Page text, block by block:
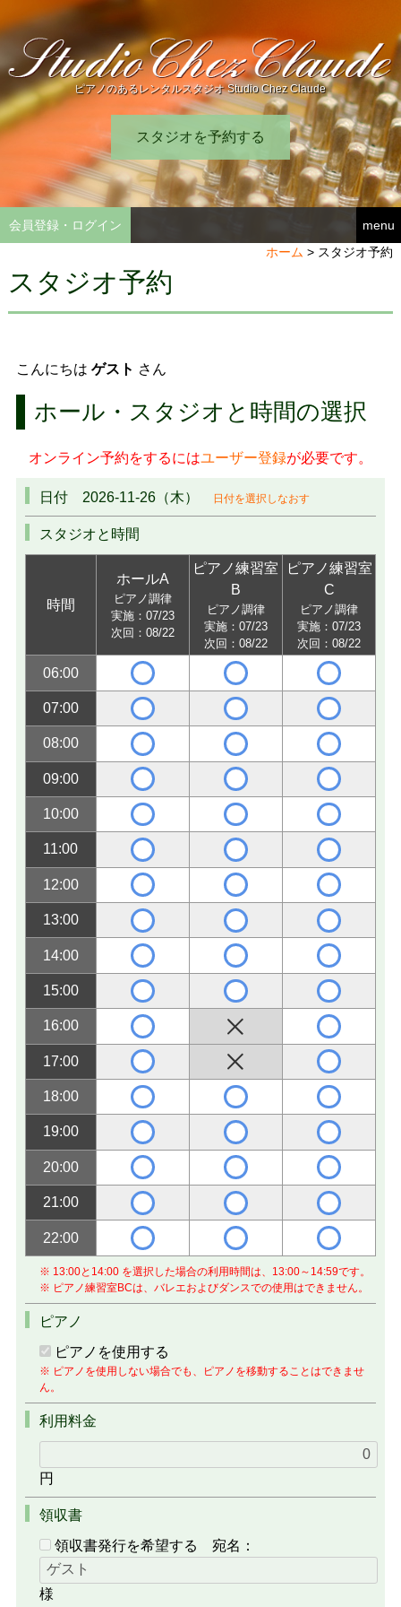
ピアノのあるレンタルスタジオ Studio Chez Claude
スタジオを予約する
会員登録・ログイン
menu
ホーム > スタジオ予約
スタジオ予約
こんにちは ゲスト さん
ホール・スタジオと時間の選択
オンライン予約をするにはユーザー登録が必要です。
日付 2026-11-26（木） 日付を選択しなおす
スタジオと時間
時間
06:00
07:00
08:00
09:00
10:00
11:00
12:00
13:00
14:00
15:00
16:00
17:00
18:00
19:00
20:00
21:00
22:00
ホールA
ピアノ調律
実施：07/23
次回：08/22
ピアノ練習室
B
ピアノ調律
実施：07/23
次回：08/22
ピアノ練習室
C
ピアノ調律
実施：07/23
次回：08/22
※ 13:00と14:00 を選択した場合の利用時間は、13:00～14:59です。
※ ピアノ練習室BCは、バレエおよびダンスでの使用はできません。
ピアノ
ピアノを使用する
※ ピアノを使用しない場合でも、ピアノを移動することはできませ
ん。
利用料金
円
領収書
領収書発行を希望する
宛名：
様